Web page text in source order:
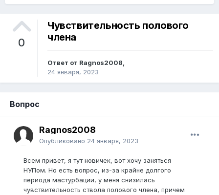
0
Чувствительность полового
члена
Ответ от Ragnos2008,
24 января, 2023
Вопрос
Ragnos2008
Опубликовано 24 января, 2023
Всем привет, я тут новичек, вот хочу заняться
НУПом. Но есть вопрос, из-за крайне долгого
периода мастурбации, у меня снизилась
чувствительность ствола полового члена, причем